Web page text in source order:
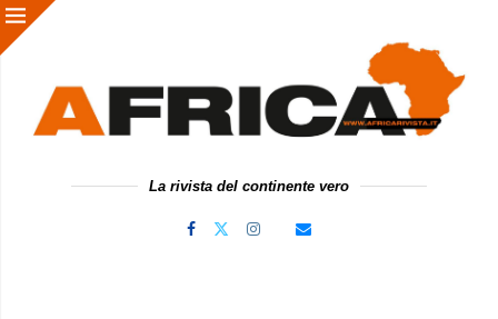
La rivista del continente vero